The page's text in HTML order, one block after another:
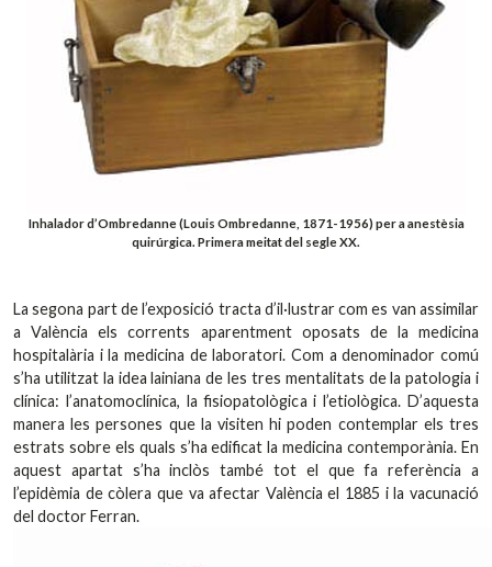
Inhalador d’Ombredanne (Louis Ombredanne, 1871-1956) per a anestèsia
quirúrgica. Primera meitat del segle XX.
La segona part de l’exposició tracta d’il·lustrar com es van assimilar
a València els corrents aparentment oposats de la medicina
hospitalària i la medicina de laboratori. Com a denominador comú
s’ha utilitzat la idea lainiana de les tres mentalitats de la patologia i
clínica: l’anatomoclínica, la fisiopatològica i l’etiològica. D’aquesta
manera les persones que la visiten hi poden contemplar els tres
estrats sobre els quals s’ha edificat la medicina contemporània. En
aquest apartat s’ha inclòs també tot el que fa referència a
l’epidèmia de còlera que va afectar València el 1885 i la vacunació
del doctor Ferran.